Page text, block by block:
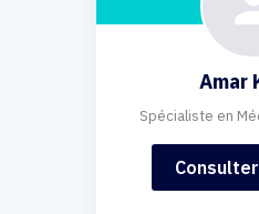
Amar
Spécialiste en